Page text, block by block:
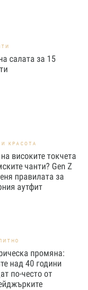
салата за 15
КРАСОТА
високите токчета
чанти? Gen Z
правилата за
аутфит
промяна:
над 40 години
по-често от